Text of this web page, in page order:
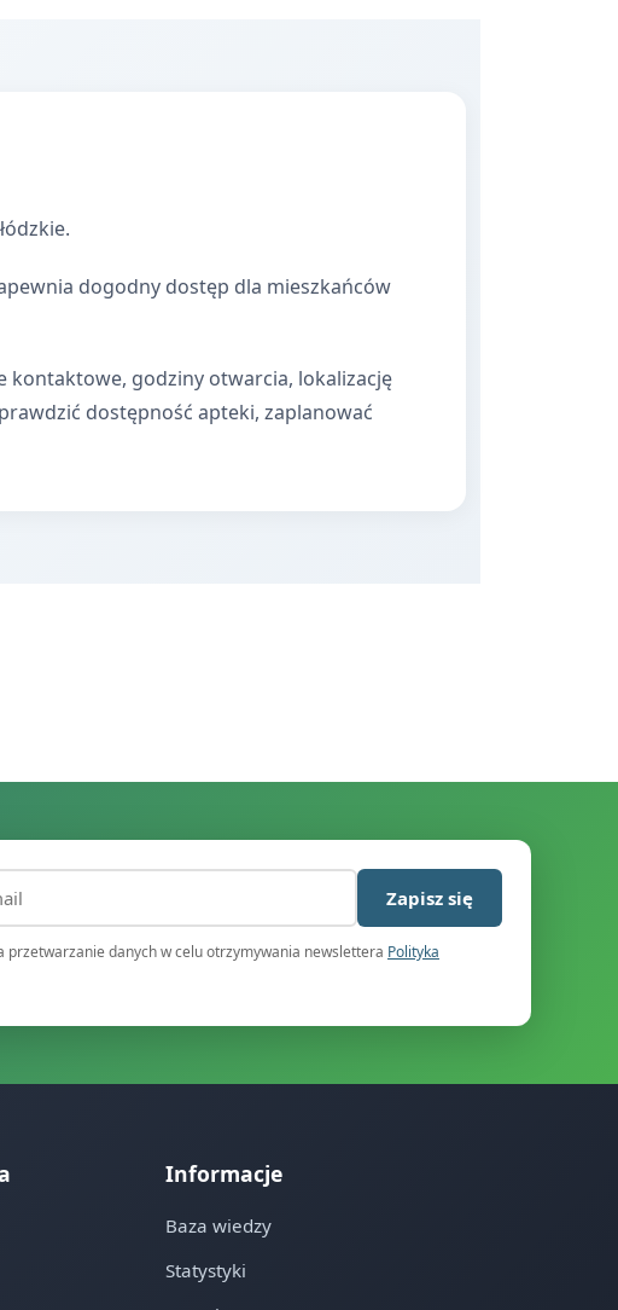
dogodny dostęp dla mieszkańców
kontaktowe, godziny otwarcia, lokalizację
dostępność apteki, zaplanować
Zapisz się
przetwarzanie danych w celu otrzymywania newslettera Polityka
Informacje
Baza wiedzy
Statystyki